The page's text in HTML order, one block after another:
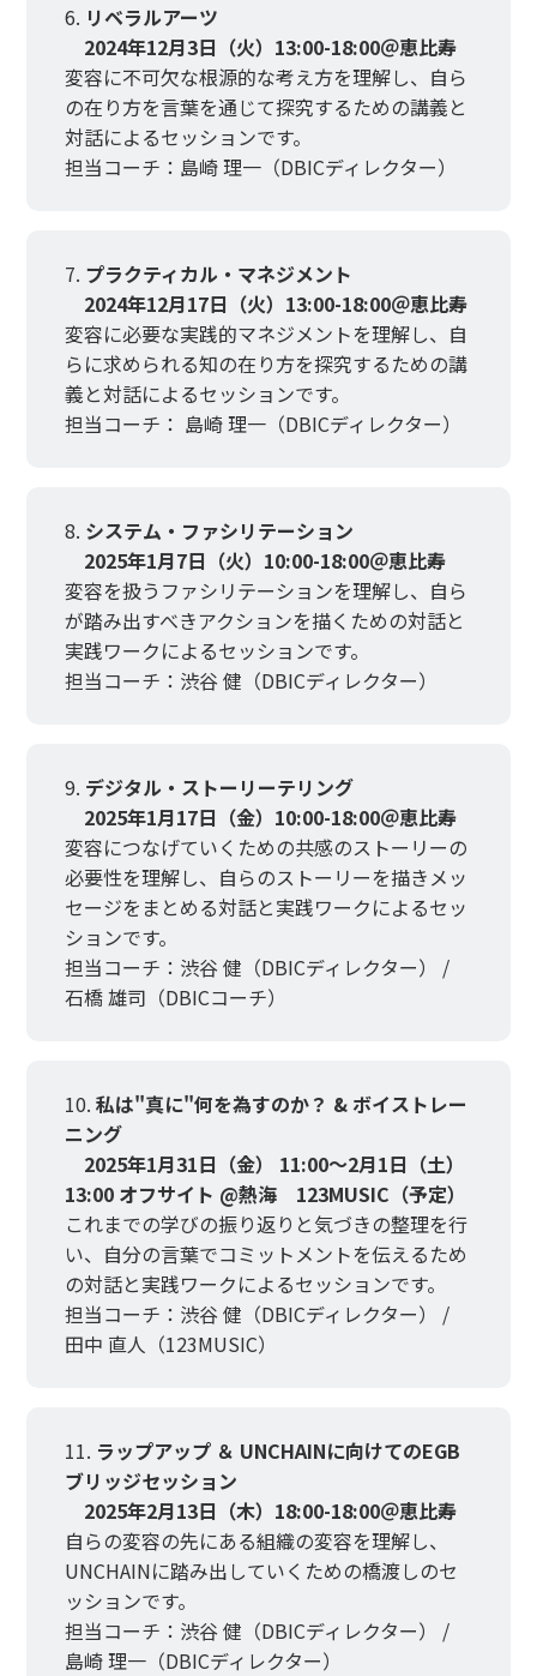
リベラルアーツ
2024年12月3日（火）13:00-18:00＠恵比寿
変容に不可欠な根源的な考え方を理解し、自ら
の在り方を言葉を通じて探究するための講義と
対話によるセッションです。
担当コーチ：島崎 理一（DBICディレクター）
プラクティカル・マネジメント
2024年12月17日（火）13:00-18:00＠恵比寿
変容に必要な実践的マネジメントを理解し、自
らに求められる知の在り方を探究するための講
義と対話によるセッションです。
担当コーチ： 島崎 理一（DBICディレクター）
システム・ファシリテーション
2025年1月7日（火）10:00-18:00＠恵比寿
変容を扱うファシリテーションを理解し、自ら
が踏み出すべきアクションを描くための対話と
実践ワークによるセッションです。
担当コーチ：渋谷 健（DBICディレクター）
デジタル・ストーリーテリング
2025年1月17日（金）10:00-18:00＠恵比寿
変容につなげていくための共感のストーリーの
必要性を理解し、自らのストーリーを描きメッ
セージをまとめる対話と実践ワークによるセッ
ションです。
担当コーチ：渋谷 健（DBICディレクター） /
石橋 雄司（DBICコーチ）
私は"真に"何を為すのか？ & ボイストレー
ニング
2025年1月31日（金） 11:00～2月1日（土）
13:00 オフサイト @熱海 123MUSIC（予定）
これまでの学びの振り返りと気づきの整理を行
い、自分の言葉でコミットメントを伝えるため
の対話と実践ワークによるセッションです。
担当コーチ：渋谷 健（DBICディレクター） /
田中 直人（123MUSIC）
ラップアップ ＆ UNCHAINに向けてのEGB
ブリッジセッション
2025年2月13日（木）18:00-18:00＠恵比寿
自らの変容の先にある組織の変容を理解し、
UNCHAINに踏み出していくための橋渡しのセ
ッションです。
担当コーチ：渋谷 健（DBICディレクター） /
島崎 理一（DBICディレクター）